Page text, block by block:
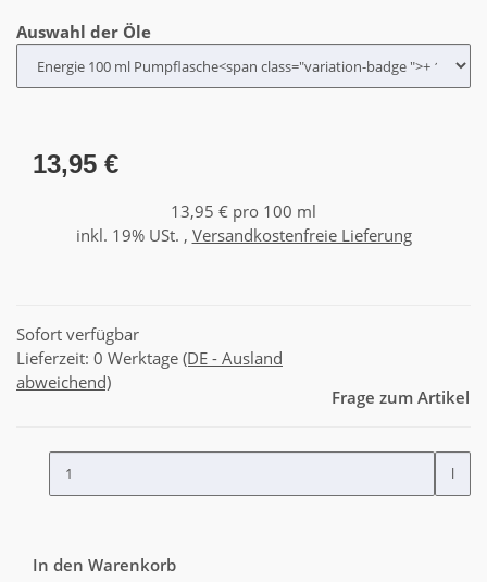
Auswahl der Öle
13,95 €
13,95 € pro 100 ml
inkl. 19% USt. , Versandkostenfreie Lieferung
Sofort verfügbar
Lieferzeit: 0 Werktage (DE - Ausland
abweichend)
Frage zum Artikel
l
In den Warenkorb